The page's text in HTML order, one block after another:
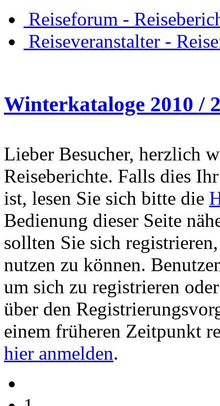
Reiseforum -
Reiseveranstalter -
Winterkataloge 2010 /
Lieber Besucher, herzlich
Reiseberichte. Falls dies
ist, lesen Sie sich bitte die
Bedienung dieser Seite
sollten Sie sich
nutzen zu können.
um sich zu registrieren
über den
einem früheren Zeitpunkt
hier anmelden.